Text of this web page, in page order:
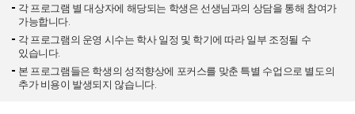
각 프로그램 별 대상자에 해당되는 학생은 선생님과의 상담을 통해 참여가
가능합니다.
각 프로그램의 운영 시수는 학사 일정 및 학기에 따라 일부 조정될 수
있습니다.
본 프로그램들은 학생의 성적향상에 포커스를 맞춘 특별 수업으로 별도의
추가 비용이 발생되지 않습니다.